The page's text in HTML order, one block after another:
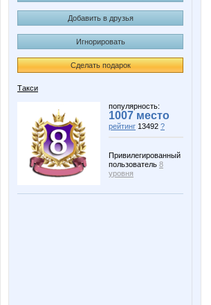
Добавить в друзья
Игнорировать
Сделать подарок
Такси
популярность:
1007 место
рейтинг 13492 ?
Привилегированный
пользователь 8
уровня